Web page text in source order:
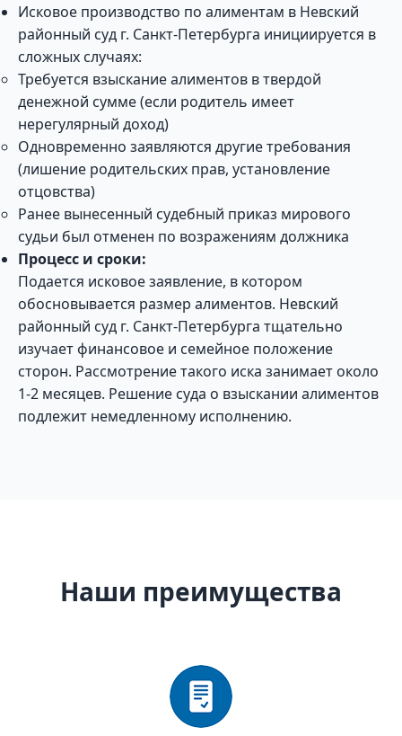
Исковое производство по алиментам в Невский
районный суд г. Санкт-Петербурга инициируется в
сложных случаях:
Требуется взыскание алиментов в твердой
денежной сумме (если родитель имеет
нерегулярный доход)
Одновременно заявляются другие требования
(лишение родительских прав, установление
отцовства)
Ранее вынесенный судебный приказ мирового
судьи был отменен по возражениям должника
Процесс и сроки:
Подается исковое заявление, в котором
обосновывается размер алиментов. Невский
районный суд г. Санкт-Петербурга тщательно
изучает финансовое и семейное положение
сторон. Рассмотрение такого иска занимает около
1-2 месяцев. Решение суда о взыскании алиментов
подлежит немедленному исполнению.
Наши преимущества